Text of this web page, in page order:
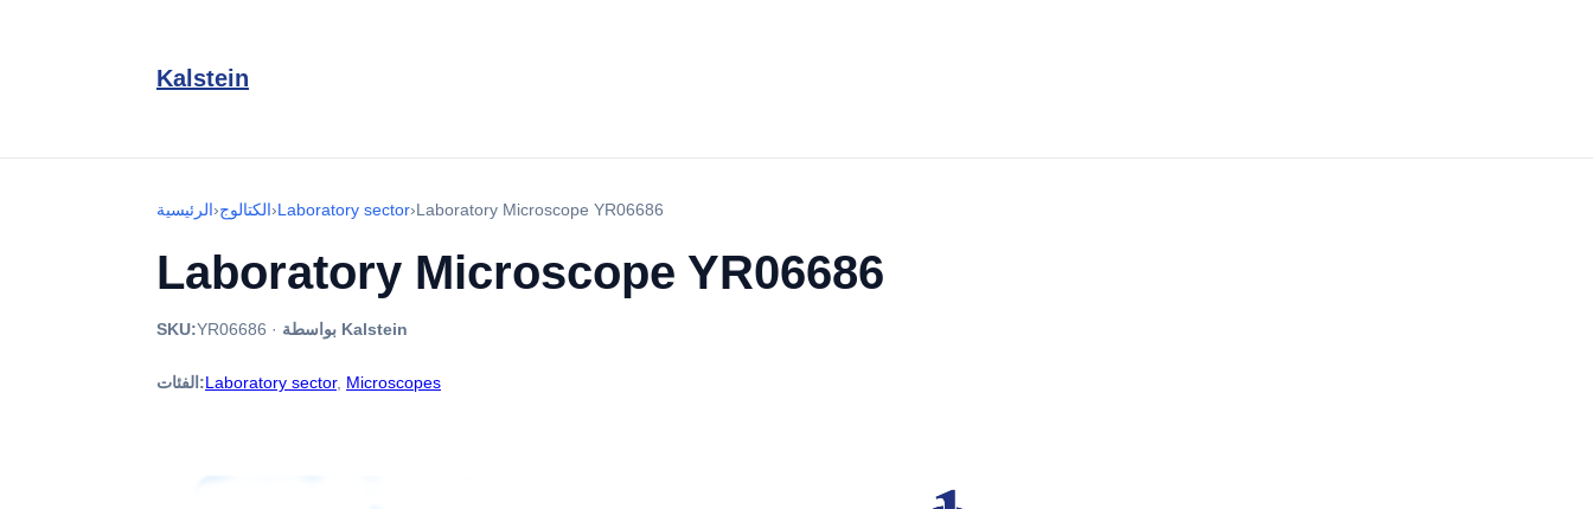
Kalstein
الرئيسية›الكتالوج›Laboratory sector›Laboratory Microscope YR06686
Laboratory Microscope YR06686
SKU:YR06686 · بواسطة Kalstein
الفئات:Laboratory sector, Microscopes